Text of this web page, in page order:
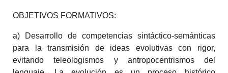
OBJETIVOS FORMATIVOS:
a) Desarrollo de competencias sintáctico-semánticas
para la transmisión de ideas evolutivas con rigor,
evitando teleologismos y antropocentrismos del